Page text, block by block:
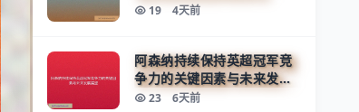
19 4天前
阿森纳持续保持英超冠军竞
争力的关键因素与未来发展
展望
23 6天前